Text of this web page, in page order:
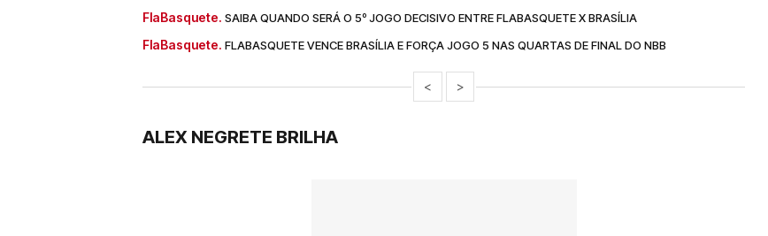
FlaBasquete. SAIBA QUANDO SERÁ O 5º JOGO DECISIVO ENTRE FLABASQUETE X BRASÍLIA
FlaBasquete. FLABASQUETE VENCE BRASÍLIA E FORÇA JOGO 5 NAS QUARTAS DE FINAL DO NBB
< >
ALEX NEGRETE BRILHA